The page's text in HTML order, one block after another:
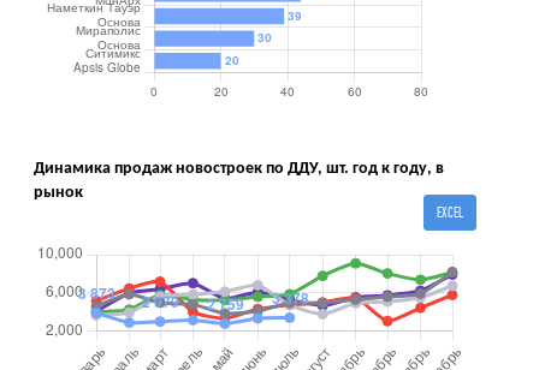
Динамика продаж новостроек по ДДУ, шт. год к году, в
рынок
EXCEL